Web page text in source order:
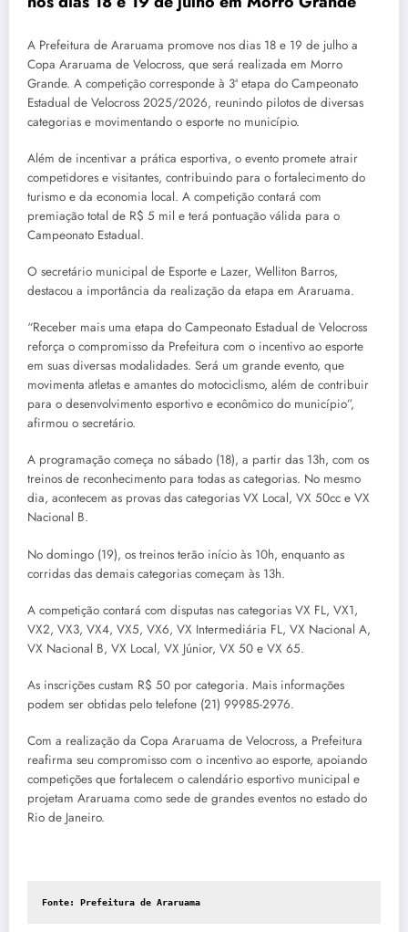
A Prefeitura de Araruama promove nos dias 18 e 19 de julho a
Copa Araruama de Velocross, que será realizada em Morro
Grande. A competição corresponde à 3ª etapa do Campeonato
Estadual de Velocross 2025/2026, reunindo pilotos de diversas
categorias e movimentando o esporte no município.
Além de incentivar a prática esportiva, o evento promete atrair
competidores e visitantes, contribuindo para o fortalecimento do
turismo e da economia local. A competição contará com
premiação total de R$ 5 mil e terá pontuação válida para o
Campeonato Estadual.
O secretário municipal de Esporte e Lazer, Welliton Barros,
destacou a importância da realização da etapa em Araruama.
“Receber mais uma etapa do Campeonato Estadual de Velocross
reforça o compromisso da Prefeitura com o incentivo ao esporte
em suas diversas modalidades. Será um grande evento, que
movimenta atletas e amantes do motociclismo, além de contribuir
para o desenvolvimento esportivo e econômico do município”,
afirmou o secretário.
A programação começa no sábado (18), a partir das 13h, com os
treinos de reconhecimento para todas as categorias. No mesmo
dia, acontecem as provas das categorias VX Local, VX 50cc e VX
Nacional B.
No domingo (19), os treinos terão início às 10h, enquanto as
corridas das demais categorias começam às 13h.
A competição contará com disputas nas categorias VX FL, VX1,
VX2, VX3, VX4, VX5, VX6, VX Intermediária FL, VX Nacional A,
VX Nacional B, VX Local, VX Júnior, VX 50 e VX 65.
As inscrições custam R$ 50 por categoria. Mais informações
podem ser obtidas pelo telefone (21) 99985-2976.
Com a realização da Copa Araruama de Velocross, a Prefeitura
reafirma seu compromisso com o incentivo ao esporte, apoiando
competições que fortalecem o calendário esportivo municipal e
projetam Araruama como sede de grandes eventos no estado do
Rio de Janeiro.
Fonte: Prefeitura de Araruama